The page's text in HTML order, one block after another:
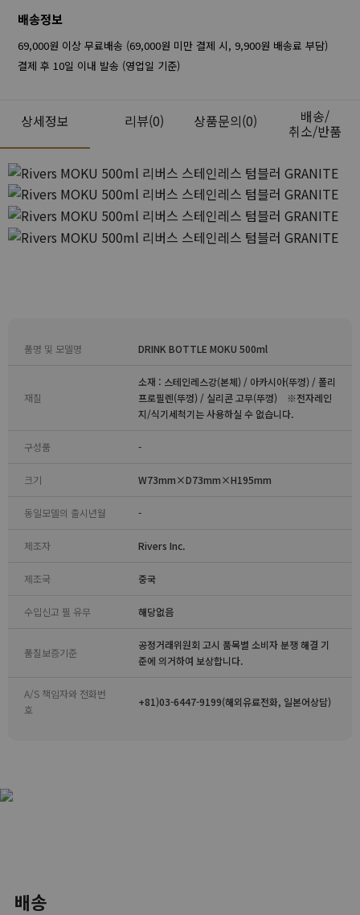
배송정보
69,000원 이상 무료배송 (69,000원 미만 결제 시, 9,900원 배송료 부담)
결제 후 10일 이내 발송 (영업일 기준)
상세정보 리뷰(0) 상품문의(0) 배송/
취소/반품
품명 및 모델명 DRINK BOTTLE MOKU 500ml
재질
소재 : 스테인레스강(본체) / 아카시아(뚜껑) / 폴리
프로필렌(뚜껑) / 실리콘 고무(뚜껑) ※전자레인
지/식기세척기는 사용하실 수 없습니다.
구성품 -
크기 W73mm×D73mm×H195mm
동일모델의 출시년월 -
제조자 Rivers Inc.
제조국 중국
수입신고 필 유무 해당없음
품질보증기준
공정거래위원회 고시 품목별 소비자 분쟁 해결 기
준에 의거하여 보상합니다.
A/S 책임자와 전화번
호
+81)03-6447-9199(해외유료전화, 일본어상담)
배송